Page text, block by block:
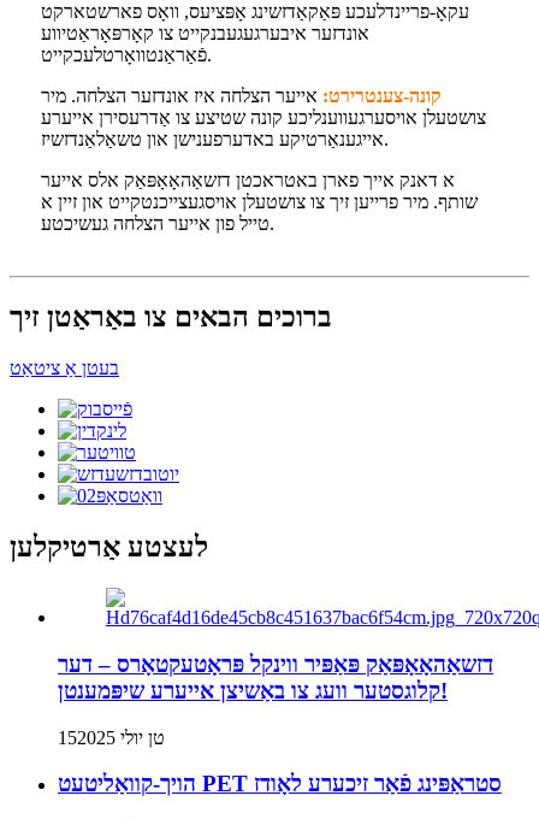
עקאָ-פריינדלעכע פּאַקאַדזשינג אָפּציעס, וואָס פארשטארקט
אונדזער איבערגעגעבנקייט צו קאָרפּאָראַטיווע
פֿאַראַנטוואָרטלעכקייט.
קונה-צענטרירט: אייער הצלחה איז אונדזער הצלחה. מיר
צושטעלן אויסערגעווענליכע קונה שטיצע צו אַדרעסירן אייערע
אייגענאַרטיקע באדערפענישן און טשאַלאַנדזשיז.
א דאנק אייך פארן באטראכטן דזשאַהאָאָפּאַק אלס אייער
שותף. מיר פרייען זיך צו צושטעלן אויסגעצייכנטקייט און זיין א
טייל פון אייער הצלחה געשיכטע.
ברוכים הבאים צו באַראַטן זיך
בעטן אַ ציטאַט
לעצטע אַרטיקלען
דזשאַהאָאָפּאַק פּאַפּיר ווינקל פּראָטעקטאָרס – דער
קלוגסטער וועג צו באַשיצן אייערע שיפּמענטן!
15טן יולי 2025
הויך-קוואַליטעט PET סטראַפּינג פֿאַר זיכערע לאָודז